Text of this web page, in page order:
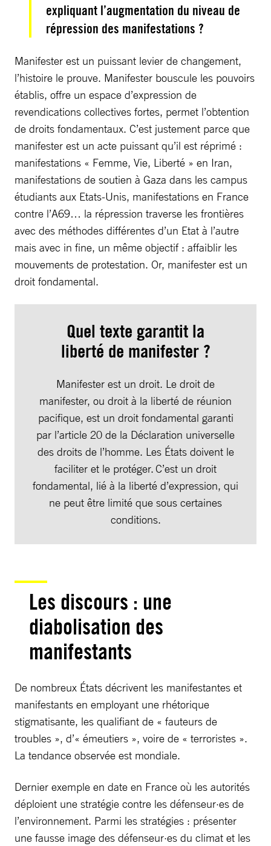
expliquant l’augmentation du niveau de
répression des manifestations ?
Manifester est un puissant levier de changement,
l’histoire le prouve. Manifester bouscule les pouvoirs
établis, offre un espace d’expression de
revendications collectives fortes, permet l’obtention
de droits fondamentaux. C’est justement parce que
manifester est un acte puissant qu’il est réprimé :
manifestations « Femme, Vie, Liberté » en Iran,
manifestations de soutien à Gaza dans les campus
étudiants aux Etats-Unis, manifestations en France
contre l’A69… la répression traverse les frontières
avec des méthodes différentes d’un Etat à l’autre
mais avec in fine, un même objectif : affaiblir les
mouvements de protestation. Or, manifester est un
droit fondamental.
Quel texte garantit la
liberté de manifester ?
Manifester est un droit. Le droit de
manifester, ou droit à la liberté de réunion
pacifique, est un droit fondamental garanti
par l’article 20 de la Déclaration universelle
des droits de l’homme. Les États doivent le
faciliter et le protéger. C’est un droit
fondamental, lié à la liberté d’expression, qui
ne peut être limité que sous certaines
conditions.
Les discours : une
diabolisation des
manifestants
De nombreux États décrivent les manifestantes et
manifestants en employant une rhétorique
stigmatisante, les qualifiant de « fauteurs de
troubles », d’« émeutiers », voire de « terroristes ».
La tendance observée est mondiale.
Dernier exemple en date en France où les autorités
déploient une stratégie contre les défenseur·es de
l’environnement. Parmi les stratégies : présenter
une fausse image des défenseur·es du climat et les